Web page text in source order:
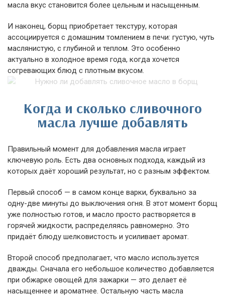
масла вкус становится более цельным и насыщенным.
И наконец, борщ приобретает текстуру, которая
ассоциируется с домашним томлением в печи: густую, чуть
маслянистую, с глубиной и теплом. Это особенно
актуально в холодное время года, когда хочется
согревающих блюд с плотным вкусом.
Когда и сколько сливочного
масла лучше добавлять
Правильный момент для добавления масла играет
ключевую роль. Есть два основных подхода, каждый из
которых даёт хороший результат, но с разным эффектом.
Первый способ — в самом конце варки, буквально за
одну-две минуты до выключения огня. В этот момент борщ
уже полностью готов, и масло просто растворяется в
горячей жидкости, распределяясь равномерно. Это
придаёт блюду шелковистость и усиливает аромат.
Второй способ предполагает, что масло используется
дважды. Сначала его небольшое количество добавляется
при обжарке овощей для зажарки — это делает её
насыщеннее и ароматнее. Остальную часть масла